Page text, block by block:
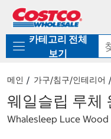
로
기
가
카테고리 전체
보기
메인 가구/침구/인테리어
웨일슬립 루체
Whalesleep Luce Wood